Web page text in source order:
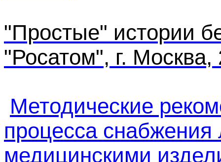
"Простые" истории
"Росатом", г. Москва,
Методические
процесса
медицинскими